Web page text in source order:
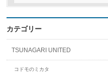
カテゴリー
TSUNAGARI UNITED
コドモのミカタ